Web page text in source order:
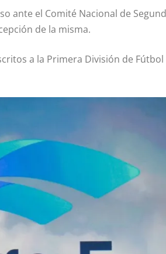
ante el Comité Nacional de
de la misma.
a la Primera División de Fútbol